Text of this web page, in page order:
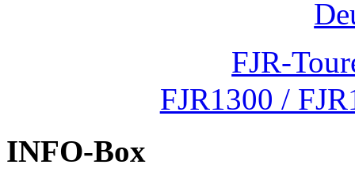
FJR-
FJR1300 /
INFO-Box